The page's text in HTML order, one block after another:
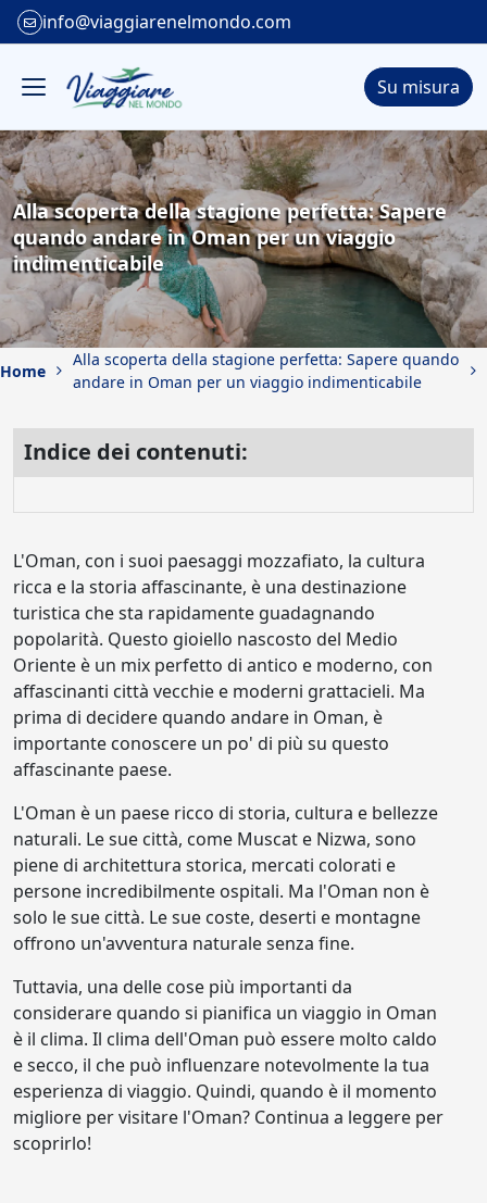
info@viaggiarenelmondo.com
Su misura
Alla scoperta della stagione perfetta: Sapere
quando andare in Oman per un viaggio
indimenticabile
Home
Alla scoperta della stagione perfetta: Sapere quando
andare in Oman per un viaggio indimenticabile
Indice dei contenuti:
L'Oman, con i suoi paesaggi mozzafiato, la cultura
ricca e la storia affascinante, è una destinazione
turistica che sta rapidamente guadagnando
popolarità. Questo gioiello nascosto del Medio
Oriente è un mix perfetto di antico e moderno, con
affascinanti città vecchie e moderni grattacieli. Ma
prima di decidere quando andare in Oman, è
importante conoscere un po' di più su questo
affascinante paese.
L'Oman è un paese ricco di storia, cultura e bellezze
naturali. Le sue città, come Muscat e Nizwa, sono
piene di architettura storica, mercati colorati e
persone incredibilmente ospitali. Ma l'Oman non è
solo le sue città. Le sue coste, deserti e montagne
offrono un'avventura naturale senza fine.
Tuttavia, una delle cose più importanti da
considerare quando si pianifica un viaggio in Oman
è il clima. Il clima dell'Oman può essere molto caldo
e secco, il che può influenzare notevolmente la tua
esperienza di viaggio. Quindi, quando è il momento
migliore per visitare l'Oman? Continua a leggere per
scoprirlo!